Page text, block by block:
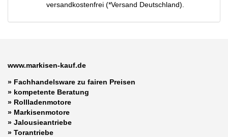
versandkostenfrei (*Versand Deutschland).
www.markisen-kauf.de
» Fachhandelsware zu fairen Preisen
» kompetente Beratung
» Rollladenmotore
» Markisenmotore
» Jalousieantriebe
» Torantriebe